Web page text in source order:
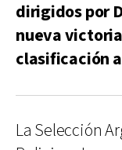
dirigidos por
nueva
clasificación
La Selección